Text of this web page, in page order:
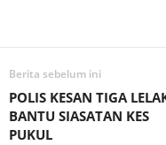
Berita sebelum ini
POLIS KESAN TIGA
BANTU SIASATAN KES
PUKUL